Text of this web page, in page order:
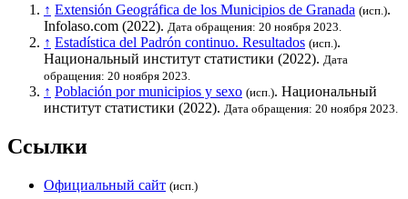
↑ Extensión Geográfica de los Municipios de Granada (исп.).
Infolaso.com (2022). Дата обращения: 20 ноября 2023.
↑ Estadística del Padrón continuo. Resultados (исп.).
Национальный институт статистики (2022). Дата
обращения: 20 ноября 2023.
↑ Población por municipios y sexo (исп.). Национальный
институт статистики (2022). Дата обращения: 20 ноября 2023.
Ссылки
Официальный сайт (исп.)